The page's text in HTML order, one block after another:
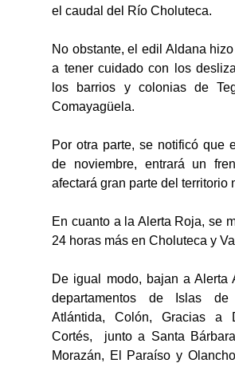
el caudal del Río Choluteca.
No obstante, el edil Aldana
a tener cuidado con los
los barrios y colonias de
Comayagüela.
Por otra parte, se notificó que
de noviembre, entrará un
afectará gran parte del territorio
En cuanto a la Alerta Roja, se
24 horas más en Choluteca y
De igual modo, bajan a Alerta
departamentos de Islas
Atlántida, Colón, Gracias a
Cortés,  junto a Santa
Morazán, El Paraíso y